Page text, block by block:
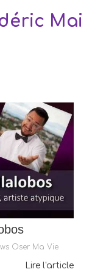
Mai
Oser Ma Vie
Lire l'article